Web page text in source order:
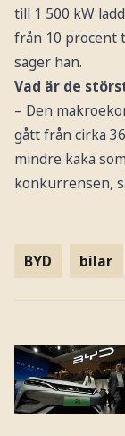
till 1 500 kW
från 10 procent
säger han.
Vad är de
– Den
gått från cirka
mindre kaka
konkurrensen,
BYD bilar